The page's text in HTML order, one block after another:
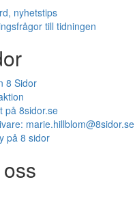
nyhetstips
till tidningen
8 Sidor
på 8sidor.se
marie.hillblom@8sidor.se
på 8 sidor